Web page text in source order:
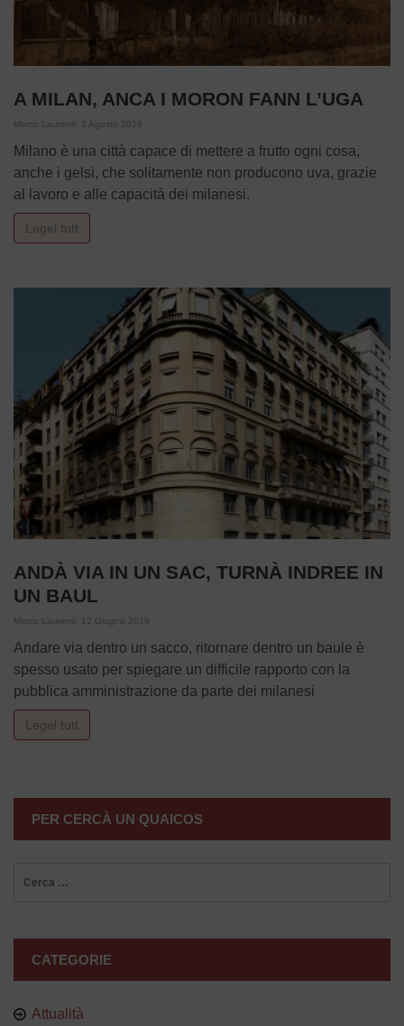
A MILAN, ANCA I MORON FANN L’UGA
Marco Laurenti 2 Agosto 2019
Milano è una città capace di mettere a frutto ogni cosa,
anche i gelsi, che solitamente non producono uva, grazie
al lavoro e alle capacità dei milanesi.
Legel tutt
ANDÀ VIA IN UN SAC, TURNÀ INDREE IN
UN BAUL
Marco Laurenti 12 Giugno 2019
Andare via dentro un sacco, ritornare dentro un baule è
spesso usato per spiegare un difficile rapporto con la
pubblica amministrazione da parte dei milanesi
Legel tutt
PER CERCÀ UN QUAICOS
CATEGORIE
Attualità